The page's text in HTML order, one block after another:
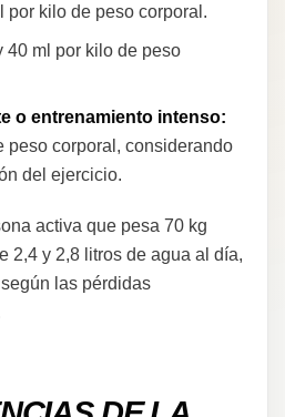
por kilo de peso corporal.
40 ml por kilo de peso
o entrenamiento intenso:
peso corporal, considerando
del ejercicio.
activa que pesa 70 kg
2,4 y 2,8 litros de agua al día,
las pérdidas